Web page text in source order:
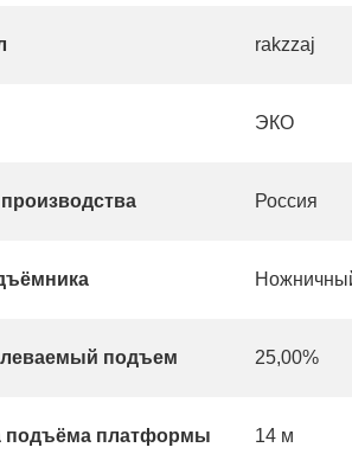
rakzzaj
ЭКО
Россия
подъем 25,00%
подъёма платформы 14 м